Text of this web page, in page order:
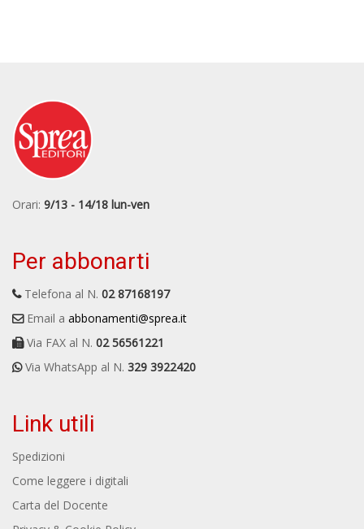
Orari: 9/13 - 14/18 lun-ven
Per abbonarti
Telefona al N. 02 87168197
Email a abbonamenti@sprea.it
Via FAX al N. 02 56561221
Via WhatsApp al N. 329 3922420
Link utili
Spedizioni
Come leggere i digitali
Carta del Docente